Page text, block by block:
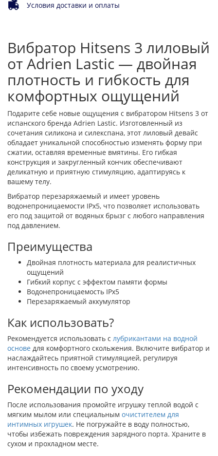
Условия доставки и оплаты
Вибратор Hitsens 3 лиловый
от Adrien Lastic — двойная
плотность и гибкость для
комфортных ощущений
Подарите себе новые ощущения с вибратором Hitsens 3 от
испанского бренда Adrien Lastic. Изготовленный из
сочетания силикона и силекспана, этот лиловый девайс
обладает уникальной способностью изменять форму при
сжатии, оставляя временные вмятины. Его гибкая
конструкция и закругленный кончик обеспечивают
деликатную и приятную стимуляцию, адаптируясь к
вашему телу.
Вибратор перезаряжаемый и имеет уровень
водонепроницаемости IPx5, что позволяет использовать
его под защитой от водяных брызг с любого направления
под давлением.
Преимущества
Двойная плотность материала для реалистичных
ощущений
Гибкий корпус с эффектом памяти формы
Водонепроницаемость IPx5
Перезаряжаемый аккумулятор
Как использовать?
Рекомендуется использовать с лубрикантами на водной
основе для комфортного скольжения. Включите вибратор и
наслаждайтесь приятной стимуляцией, регулируя
интенсивность по своему усмотрению.
Рекомендации по уходу
После использования промойте игрушку теплой водой с
мягким мылом или специальным очистителем для
интимных игрушек. Не погружайте в воду полностью,
чтобы избежать повреждения зарядного порта. Храните в
сухом и прохладном месте.